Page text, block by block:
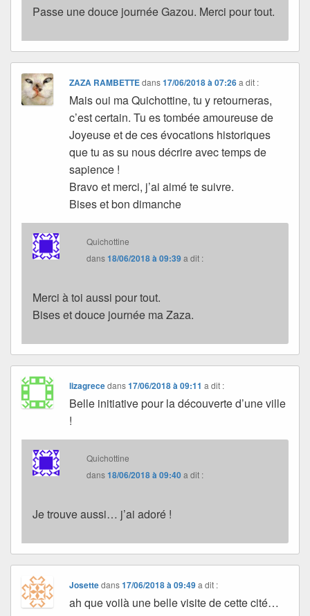
Passe une douce journée Gazou. Merci pour tout.
ZAZA RAMBETTEdans17/06/2018 à 07:26 a dit :
Mais oui ma Quichottine, tu y retourneras,
c’est certain. Tu es tombée amoureuse de
Joyeuse et de ces évocations historiques
que tu as su nous décrire avec temps de
sapience !
Bravo et merci, j’ai aimé te suivre.
Bises et bon dimanche
Quichottine
dans18/06/2018 à 09:39a dit :
Merci à toi aussi pour tout.
Bises et douce journée ma Zaza.
lizagrecedans17/06/2018 à 09:11 a dit :
Belle initiative pour la découverte d’une ville
!
Quichottine
dans18/06/2018 à 09:40a dit :
Je trouve aussi… j’ai adoré !
Josettedans17/06/2018 à 09:49 a dit :
ah que voilà une belle visite de cette cité…